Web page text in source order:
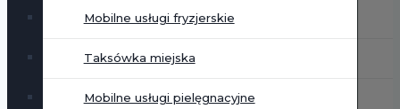
Mobilne usługi fryzjerskie
Taksówka miejska
Mobilne usługi pielęgnacyjne